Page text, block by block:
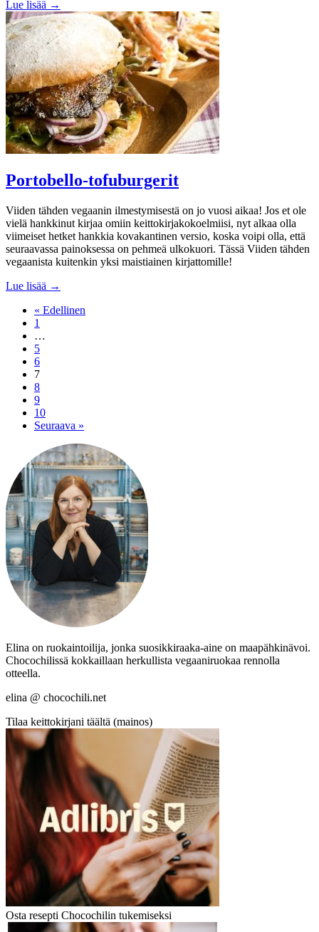
Lue lisää →
Portobello-tofuburgerit
Viiden tähden vegaanin ilmestymisestä on jo vuosi aikaa! Jos et ole
vielä hankkinut kirjaa omiin keittokirjakokoelmiisi, nyt alkaa olla
viimeiset hetket hankkia kovakantinen versio, koska voipi olla, että
seuraavassa painoksessa on pehmeä ulkokuori. Tässä Viiden tähden
vegaanista kuitenkin yksi maistiainen kirjattomille!
Lue lisää →
« Edellinen
1
…
5
6
7
8
9
10
Seuraava »
Elina on ruokaintoilija, jonka suosikkiraaka-aine on maapähkinävoi.
Chocochilissä kokkaillaan herkullista vegaaniruokaa rennolla
otteella.
elina @ chocochili.net
Tilaa keittokirjani täältä (mainos)
Osta resepti Chocochilin tukemiseksi